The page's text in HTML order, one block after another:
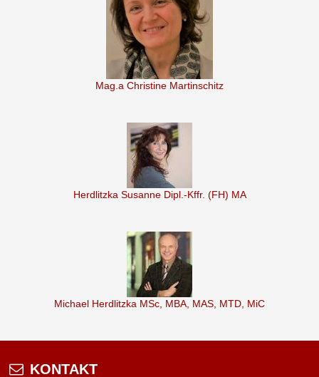
Mag.a Christine Martinschitz
Herdlitzka Susanne Dipl.-Kffr. (FH) MA
Michael Herdlitzka MSc, MBA, MAS, MTD, MiC
KONTAKT